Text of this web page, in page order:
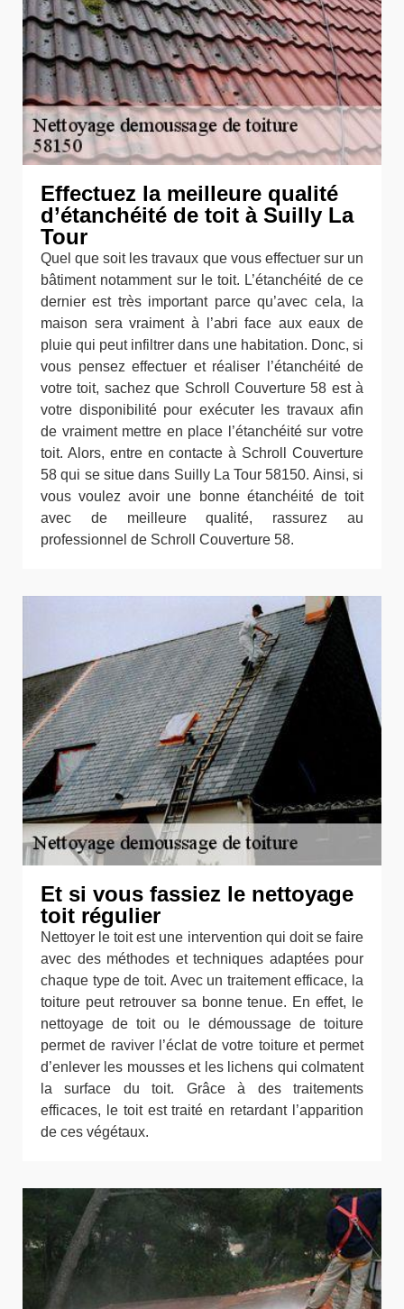
Effectuez la meilleure qualité
d’étanchéité de toit à Suilly La
Tour
Quel que soit les travaux que vous effectuer sur un
bâtiment notamment sur le toit. L’étanchéité de ce
dernier est très important parce qu’avec cela, la
maison sera vraiment à l’abri face aux eaux de
pluie qui peut infiltrer dans une habitation. Donc, si
vous pensez effectuer et réaliser l’étanchéité de
votre toit, sachez que Schroll Couverture 58 est à
votre disponibilité pour exécuter les travaux afin
de vraiment mettre en place l’étanchéité sur votre
toit. Alors, entre en contacte à Schroll Couverture
58 qui se situe dans Suilly La Tour 58150. Ainsi, si
vous voulez avoir une bonne étanchéité de toit
avec de meilleure qualité, rassurez au
professionnel de Schroll Couverture 58.
Et si vous fassiez le nettoyage
toit régulier
Nettoyer le toit est une intervention qui doit se faire
avec des méthodes et techniques adaptées pour
chaque type de toit. Avec un traitement efficace, la
toiture peut retrouver sa bonne tenue. En effet, le
nettoyage de toit ou le démoussage de toiture
permet de raviver l’éclat de votre toiture et permet
d’enlever les mousses et les lichens qui colmatent
la surface du toit. Grâce à des traitements
efficaces, le toit est traité en retardant l’apparition
de ces végétaux.